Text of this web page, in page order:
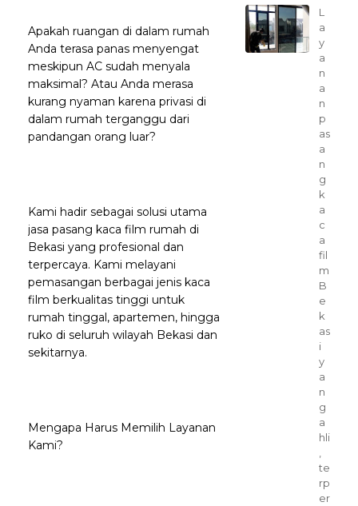
Apakah ruangan di dalam rumah
Anda terasa panas menyengat
meskipun AC sudah menyala
maksimal? Atau Anda merasa
kurang nyaman karena privasi di
dalam rumah terganggu dari
pandangan orang luar?
Kami hadir sebagai solusi utama
jasa pasang kaca film rumah di
Bekasi yang profesional dan
terpercaya. Kami melayani
pemasangan berbagai jenis kaca
film berkualitas tinggi untuk
rumah tinggal, apartemen, hingga
ruko di seluruh wilayah Bekasi dan
sekitarnya.
Mengapa Harus Memilih Layanan
Kami?
L
a
y
a
n
a
n
p
as
a
n
g
k
a
c
a
fil
m
B
e
k
as
i
y
a
n
g
a
hli
te
rp
er